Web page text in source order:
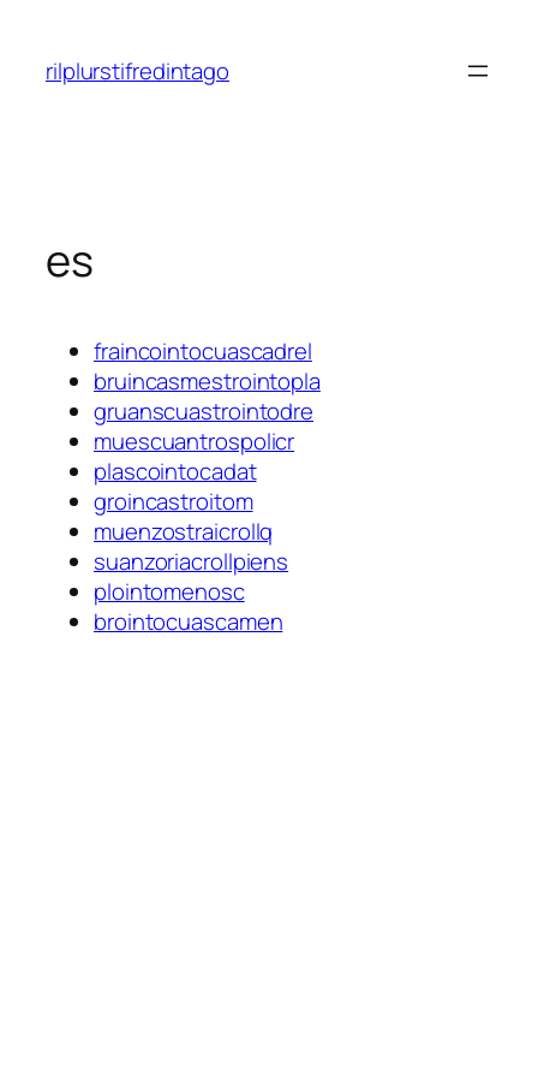
contenido
rilplurstifredintago
es
fraincointocuascadrel
bruincasmestrointopla
gruanscuastrointodre
muescuantrospolicr
plascointocadat
groincastroitom
muenzostraicrollq
suanzoriacrollpiens
plointomenosc
brointocuascamen